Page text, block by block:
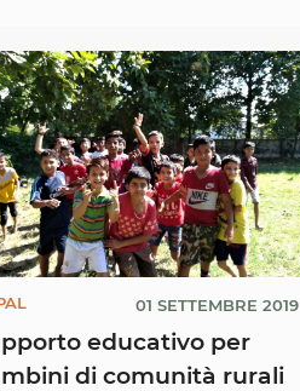
01 SETTEMBRE 2019
educativo per
di comunità rurali